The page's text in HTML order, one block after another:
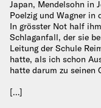
Japan, Mendelsohn in
Poelzig und Wagner in
In grösster Not half
Schlaganfall, der sie
Leitung der Schule
hatte, als ich schon
hatte darum zu seinen
[…]